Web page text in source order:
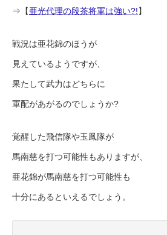
⇒【亜光代理の段茶将軍は強い?!】
戦況は亜花錦のほうが
見えているようですが、
果たして武力はどちらに
軍配があがるのでしょうか?
覚醒した飛信隊や玉鳳隊が
馬南慈を打つ可能性もありますが、
亜花錦が馬南慈を打つ可能性も
十分にあるといえるでしょう。